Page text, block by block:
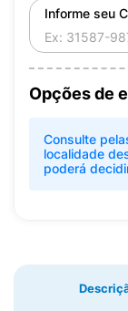
Informe seu
Opções de
Consulte
localidade
poderá